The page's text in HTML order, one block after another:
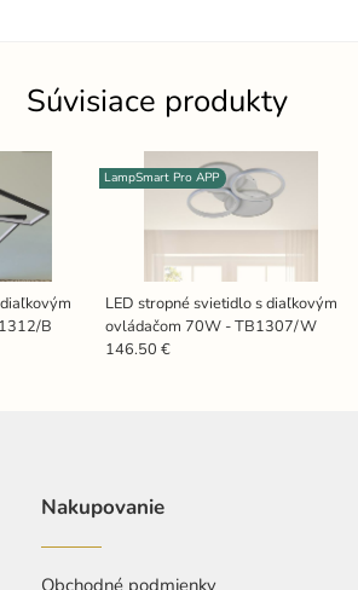
Súvisiace produkty
B
LED stropné svietidlo s diaľkovým
ovládačom 70W - TB1307/W
LampSmart Pro APP
146.50 €
Nakupovanie
Obchodné podmienky